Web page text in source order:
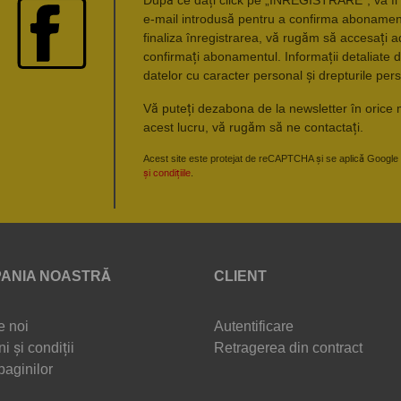
e-mail introdusă pentru a confirma
finaliza înregistrarea, vă rugăm să accesați
confirmați abonamentul. Informații detaliate
datelor cu caracter personal și drepturile
Vă puteți dezabona de la newsletter în orice
acest lucru, vă rugăm să ne contactați.
Acest site este protejat de reCAPTCHA și se aplică Google
și condițiile
NOASTRĂ
noi
și condiții
CLIENT
Autentificare
Retragerea din contract